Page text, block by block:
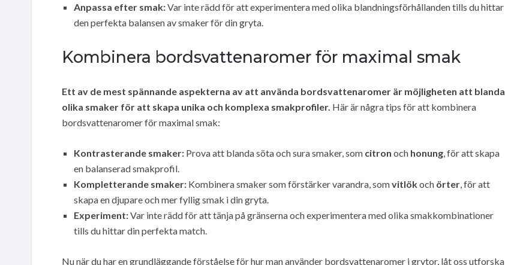
Anpassa efter smak:Var inte rädd för att experimentera med olika blandningsförhållanden tills du hittar
den perfekta balansen av smaker för din gryta.
Kombinera bordsvattenaromer för maximal smak
Ett av de mest spännande aspekterna av att använda bordsvattenaromer är möjligheten att blanda
olika smaker för att skapa unika och komplexa smakprofiler. Här är några tips för att kombinera
bordsvattenaromer för maximal smak:
Kontrasterande smaker: Prova att blanda söta och sura smaker, som citron och honung, för att skapa
en balanserad smakprofil.
Kompletterande smaker: Kombinera smaker som förstärker varandra, somvitlökoch örter, för att
skapa en djupare och mer fyllig smak i din gryta.
Experiment:Var inte rädd för att tänja på gränserna och experimentera med olika smakkombinationer
tills du hittar din perfekta match.
Nu när du har en grundläggande förståelse för hur man använder bordsvattenaromer i grytor, låt oss utforska